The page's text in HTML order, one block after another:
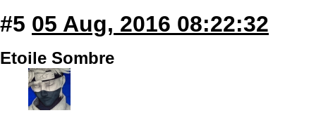
#5 05 Aug, 2016 08:22:32
Etoile Sombre